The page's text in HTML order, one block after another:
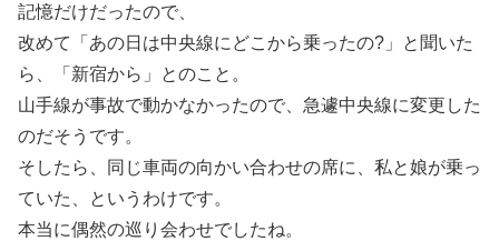
記憶だけだったので、
改めて「あの日は中央線にどこから乗ったの?」と聞いた
ら、「新宿から」とのこと。
山手線が事故で動かなかったので、急遽中央線に変更した
のだそうです。
そしたら、同じ車両の向かい合わせの席に、私と娘が乗っ
ていた、というわけです。
本当に偶然の巡り会わせでしたね。